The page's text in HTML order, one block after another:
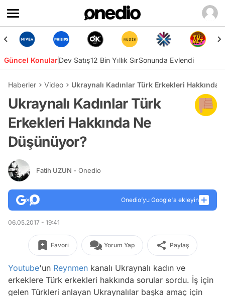
Güncel KonularDev Satış12 Bin Yıllık SırSonunda Evlendi
Haberler Video Ukraynalı Kadınlar Türk Erkekleri Hakkında
Ukraynalı Kadınlar Türk
Erkekleri Hakkında Ne
Düşünüyor?
Fatih UZUN - Onedio
Onedio’yu Google'a ekleyin
06.05.2017 - 19:41
Favori Yorum Yap Paylaş
Youtube'un Reynmen kanalı Ukraynalı kadın ve
erkeklere Türk erkekleri hakkında sorular sordu. İş için
gelen Türkleri anlayan Ukraynalılar başka amaç için